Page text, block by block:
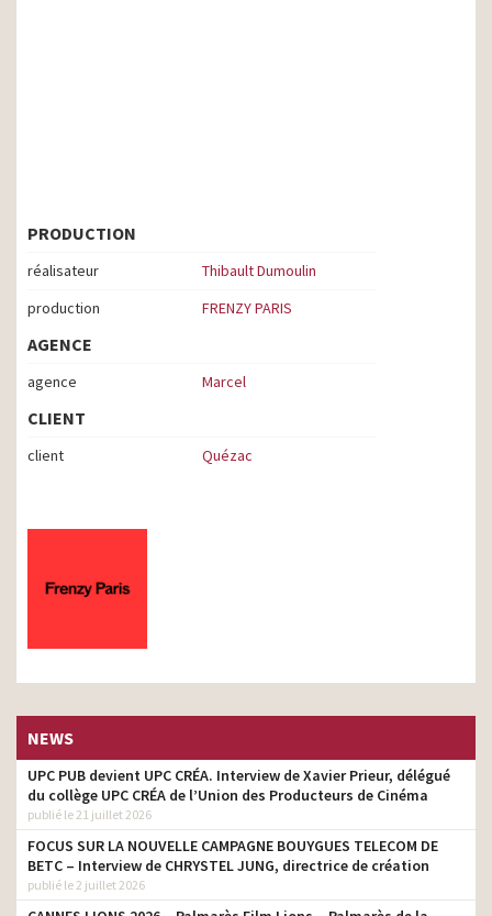
PRODUCTION
réalisateur
Thibault Dumoulin
production
FRENZY PARIS
AGENCE
agence Marcel
CLIENT
client Quézac
NEWS
UPC PUB devient UPC CRÉA. Interview de Xavier Prieur, délégué
du collège UPC CRÉA de l’Union des Producteurs de Cinéma
publié le 21 juillet 2026
FOCUS SUR LA NOUVELLE CAMPAGNE BOUYGUES TELECOM DE
BETC – Interview de CHRYSTEL JUNG, directrice de création
publié le 2 juillet 2026